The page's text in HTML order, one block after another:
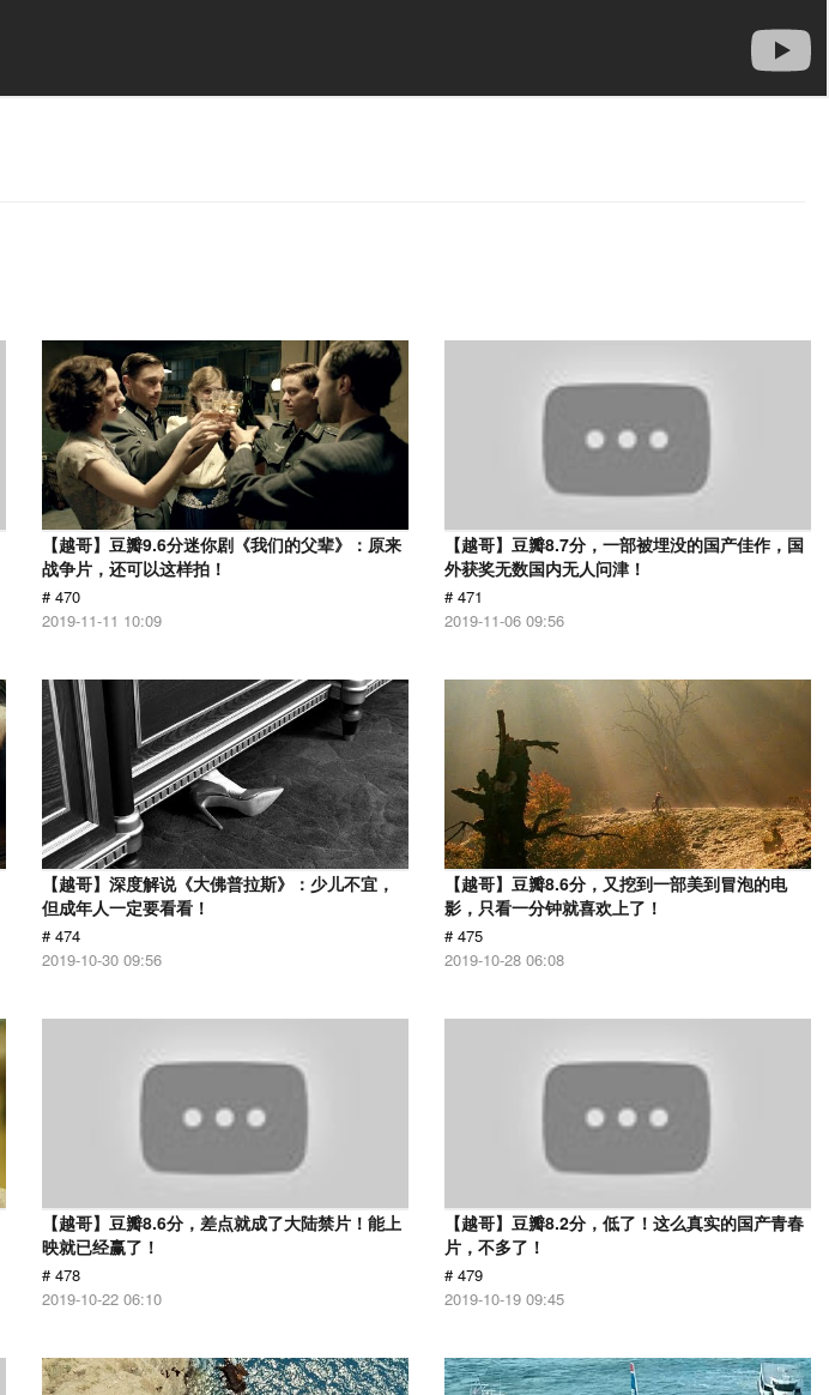
【越哥】豆瓣9.6分迷你剧《我们的父辈》：原来
战争片，还可以这样拍！
# 470
2019-11-11 10:09
【越哥】豆瓣8.7分，一部被埋没的国产佳作，国
外获奖无数国内无人问津！
# 471
2019-11-06 09:56
【越哥】深度解说《大佛普拉斯》：少儿不宜，
但成年人一定要看看！
# 474
2019-10-30 09:56
【越哥】豆瓣8.6分，又挖到一部美到冒泡的电
影，只看一分钟就喜欢上了！
# 475
2019-10-28 06:08
【越哥】豆瓣8.6分，差点就成了大陆禁片！能上
映就已经赢了！
# 478
2019-10-22 06:10
【越哥】豆瓣8.2分，低了！这么真实的国产青春
片，不多了！
# 479
2019-10-19 09:45